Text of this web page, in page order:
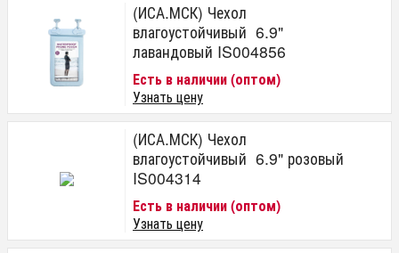
(ИСА.МСК) Чехол
влагоустойчивый 6.9"
лавандовый IS004856
Есть в наличии (оптом)
Узнать цену
(ИСА.МСК) Чехол
влагоустойчивый 6.9" розовый
IS004314
Есть в наличии (оптом)
Узнать цену